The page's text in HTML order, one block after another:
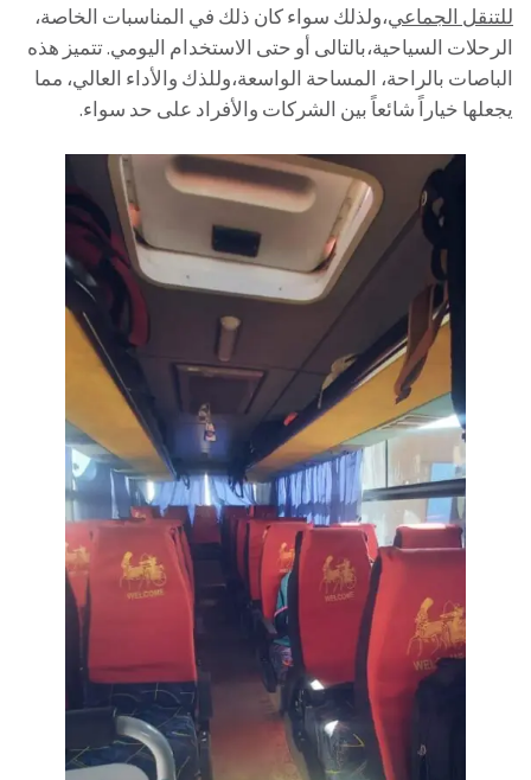
للتنقل الجماعي،ولذلك سواء كان ذلك في المناسبات الخاصة،
الرحلات السياحية،بالتالى أو حتى الاستخدام اليومي. تتميز هذه
الباصات بالراحة، المساحة الواسعة،وللذك والأداء العالي، مما
يجعلها خياراً شائعاً بين الشركات والأفراد على حد سواء.